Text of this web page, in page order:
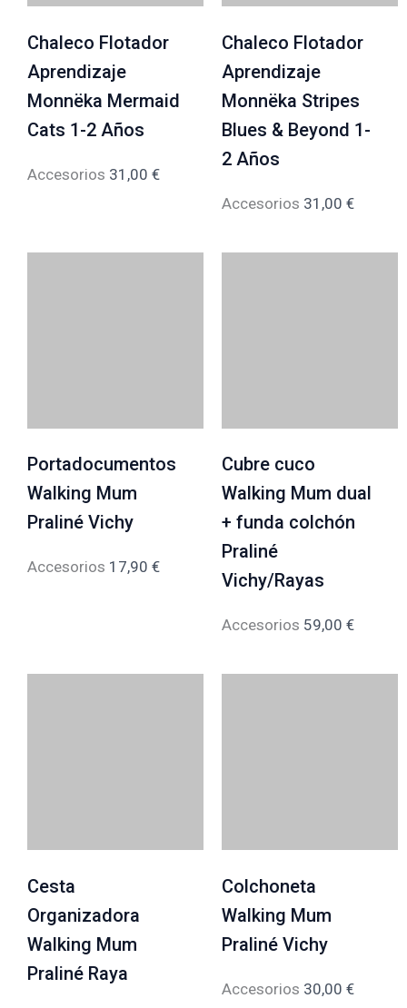
Chaleco Flotador
Aprendizaje
Monnëka Mermaid
Cats 1-2 Años
Accesorios 31,00 €
Chaleco Flotador
Aprendizaje
Monnëka Stripes
Blues & Beyond 1-
2 Años
Accesorios 31,00 €
Portadocumentos
Walking Mum
Praliné Vichy
Accesorios 17,90 €
Cubre cuco
Walking Mum dual
+ funda colchón
Praliné
Vichy/Rayas
Accesorios 59,00 €
Cesta
Organizadora
Walking Mum
Praliné Raya
Colchoneta
Walking Mum
Praliné Vichy
Accesorios 30,00 €